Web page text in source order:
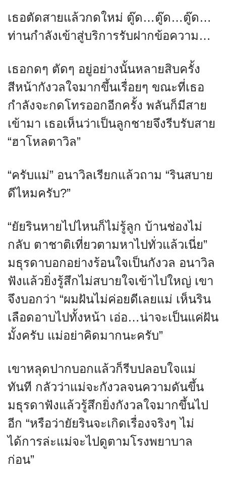
เธอตัดสายแล้วกดใหม่ ตู๊ด…ตู๊ด…ตู๊ด…
ท่านกำลังเข้าสู่บริการรับฝากข้อความ…
เธอกดๆ ตัดๆ อยู่อย่างนั้นหลายสิบครั้ง
สีหน้ากังวลใจมากขึ้นเรื่อยๆ ขณะที่เธอ
กำลังจะกดโทรออกอีกครั้ง พลันก็มีสาย
เข้ามา เธอเห็นว่าเป็นลูกชายจึงรีบรับสาย
“ฮาโหลตาวิล”
“ครับแม่” อนาวิลเรียกแล้วถาม “รินสบาย
ดีไหมครับ?”
“ยัยรินหายไปไหนก็ไม่รู้ลูก บ้านช่องไม่
กลับ ตาชาติเที่ยวตามหาไปทั่วแล้วเนี่ย”
มธุรดาบอกอย่างร้อนใจเป็นกังวล อนาวิล
ฟังแล้วยิ่งรู้สึกไม่สบายใจเข้าไปใหญ่ เขา
จึงบอกว่า “ผมฝันไม่ค่อยดีเลยแม่ เห็นริน
เลือดอาบไปทั้งหน้า เอ่อ…น่าจะเป็นแค่ฝัน
มั้งครับ แม่อย่าคิดมากนะครับ”
เขาหลุดปากบอกแล้วก็รีบปลอบใจแม่
ทันที กลัวว่าแม่จะกังวลจนความดันขึ้น
มธุรดาฟังแล้วรู้สึกยิ่งกังวลใจมากขึ้นไป
อีก “หรือว่ายัยรินจะเกิดเรื่องจริงๆ ไม่
ได้การล่ะแม่จะไปดูตามโรงพยาบาล
ก่อน”